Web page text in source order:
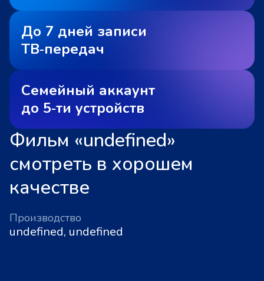
До 7 дней записи
ТВ‑передач
Семейный аккаунт
до 5‑ти устройств
Фильм «undefined»
смотреть в хорошем
качестве
Производство
undefined, undefined